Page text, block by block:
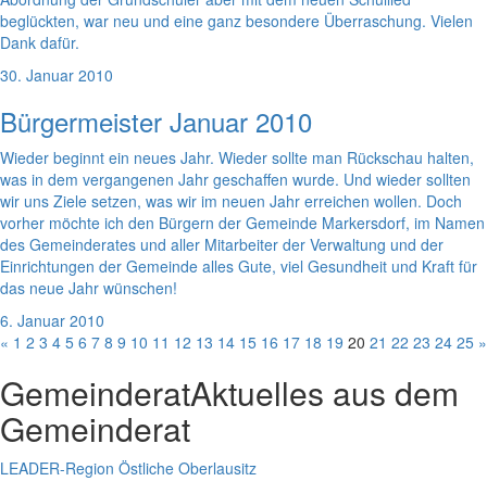
beglückten, war neu und eine ganz besondere Überraschung. Vielen
Dank dafür.
30. Januar 2010
Bürgermeister Januar 2010
Wieder beginnt ein neues Jahr. Wieder sollte man Rückschau halten,
was in dem vergangenen Jahr geschaffen wurde. Und wieder sollten
wir uns Ziele setzen, was wir im neuen Jahr erreichen wollen. Doch
vorher möchte ich den Bürgern der Gemeinde Markersdorf, im Namen
des Gemeinderates und aller Mitarbeiter der Verwaltung und der
Einrichtungen der Gemeinde alles Gute, viel Gesundheit und Kraft für
das neue Jahr wünschen!
6. Januar 2010
« 1 2 3 4 5 6 7 8 9 10 11 12 13 14 15 16 17 18 19 20 21 22 23 24 25 »
GemeinderatAktuelles aus dem
Gemeinderat
LEADER-Region Östliche Oberlausitz